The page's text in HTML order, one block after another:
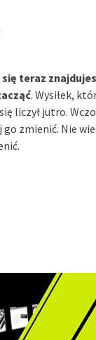
teraz
. Wysiłek,
liczył jutro.
go zmienić. Nie